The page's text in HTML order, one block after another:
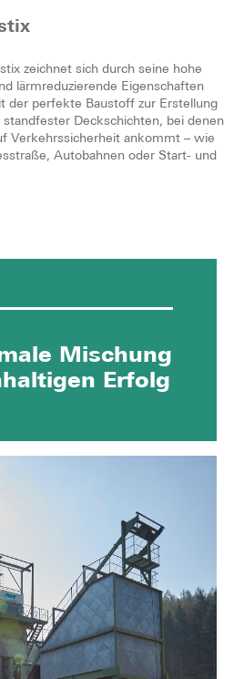
zeichnet sich durch seine hohe
lärmreduzierende Eigenschaften
der perfekte Baustoff zur Erstellung
standfester Deckschichten, bei denen
Verkehrssicherheit ankommt – wie
Autobahnen oder Start- und
Mischung
Erfolg